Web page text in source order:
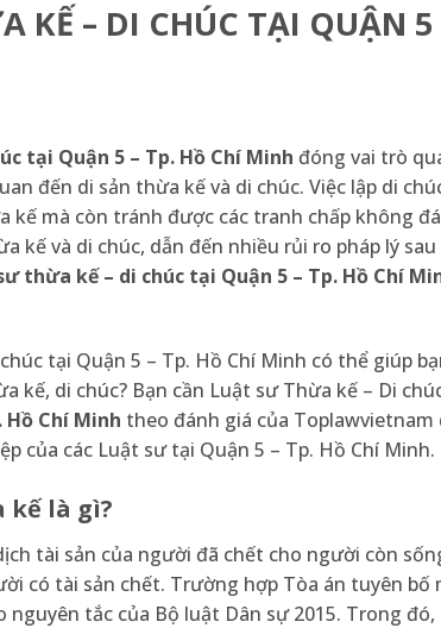
KẾ – DI CHÚC TẠI QUẬN
tại Quận 5 – Tp. Hồ Chí Minh đóng vai trò
đến di sản thừa kế và di chúc. Việc lập di
kế mà còn tránh được các tranh chấp không
kế và di chúc, dẫn đến nhiều rủi ro pháp lý
thừa kế – di chúc tại Quận 5 – Tp. Hồ Chí
tại Quận 5 – Tp. Hồ Chí Minh có thể giúp
kế, di chúc? Bạn cần Luật sư Thừa kế – Di
Hồ Chí Minh theo đánh giá của
của các Luật sư tại Quận 5 – Tp. Hồ Chí Minh.
kế là gì?
tài sản của người đã chết cho người còn
có tài sản chết. Trường hợp Tòa án tuyên
nguyên tắc của Bộ luật Dân sự 2015. Trong